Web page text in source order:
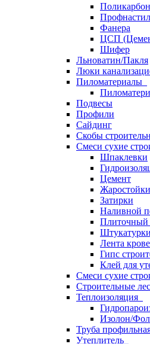
Профнастил
Фанера
ЦСП
Шифер
Льноватин/Пакля
Люки
Пиломатериалы
Подвесы
Профили
Сайдинг
Скобы
Смеси сухие
Шпаклевки
Цемент
Затирки
Наливной
Плиточный
Штукатурки
Лента
Гипс
Клей для
Смеси сухие
Строительные
Теплоизоляция
Изолон/
Труба
Утеплитель